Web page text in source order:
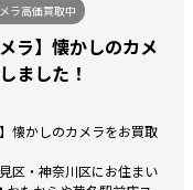
ラ高価買取中
ラ】懐かしのカメ
ました！
懐かしのカメラをお買取
区・神奈川区にお住まい